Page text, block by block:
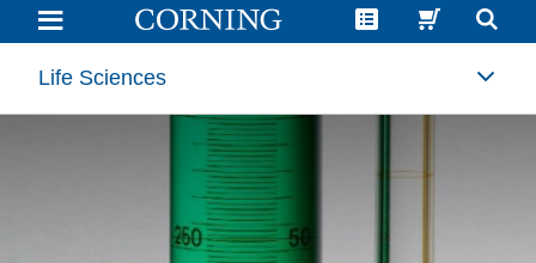
格
PYREX®Life Sciences